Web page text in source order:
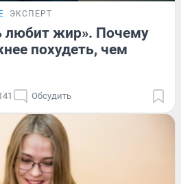
ЭКСПЕРТ
любит жир». Почему
похудеть, чем
Обсудить